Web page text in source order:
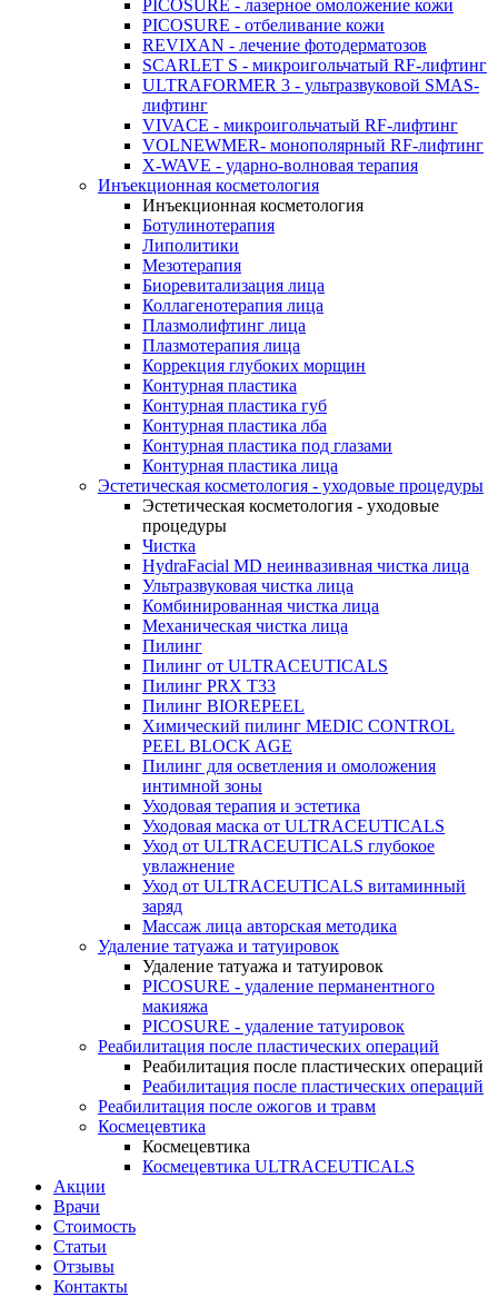
PICOSURE - лазерное омоложение кожи
PICOSURE - отбеливание кожи
REVIXAN - лечение фотодерматозов
SCARLET S - микроигольчатый RF-лифтинг
ULTRAFORMER 3 - ультразвуковой SMAS-
лифтинг
VIVACE - микроигольчатый RF-лифтинг
VOLNEWMER- монополярный RF-лифтинг
X-WAVE - ударно-волновая терапия
Инъекционная косметология
Инъекционная косметология
Ботулинотерапия
Липолитики
Мезотерапия
Биоревитализация лица
Коллагенотерапия лица
Плазмолифтинг лица
Плазмотерапия лица
Коррекция глубоких морщин
Контурная пластика
Контурная пластика губ
Контурная пластика лба
Контурная пластика под глазами
Контурная пластика лица
Эстетическая косметология - уходовые процедуры
Эстетическая косметология - уходовые
процедуры
Чистка
HydraFacial MD неинвазивная чистка лица
Ультразвуковая чистка лица
Комбинированная чистка лица
Механическая чистка лица
Пилинг
Пилинг от ULTRACEUTICALS
Пилинг PRX T33
Пилинг BIOREPEEL
Химический пилинг MEDIC CONTROL
PEEL BLOCK AGE
Пилинг для осветления и омоложения
интимной зоны
Уходовая терапия и эстетика
Уходовая маска от ULTRACEUTICALS
Уход от ULTRACEUTICALS глубокое
увлажнение
Уход от ULTRACEUTICALS витаминный
заряд
Массаж лица авторская методика
Удаление татуажа и татуировок
Удаление татуажа и татуировок
PICOSURE - удаление перманентного
макияжа
PICOSURE - удаление татуировок
Реабилитация после пластических операций
Реабилитация после пластических операций
Реабилитация после пластических операций
Реабилитация после ожогов и травм
Космецевтика
Космецевтика
Космецевтика ULTRACEUTICALS
Акции
Врачи
Стоимость
Статьи
Отзывы
Контакты